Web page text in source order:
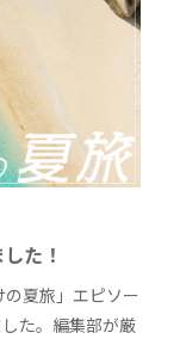
た！
夏旅」エピソー
た。編集部が厳